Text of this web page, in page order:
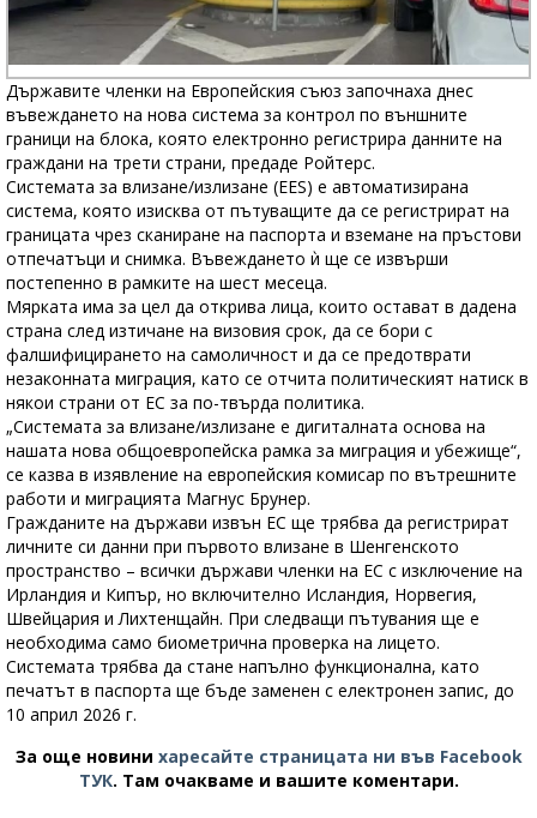
Държавите членки на Европейския съюз започнаха днес
въвеждането на нова система за контрол по външните
граници на блока, която електронно регистрира данните на
граждани на трети страни, предаде Ройтерс.
Системата за влизане/излизане (EES) е автоматизирана
система, която изисква от пътуващите да се регистрират на
границата чрез сканиране на паспорта и вземане на пръстови
отпечатъци и снимка. Въвеждането ѝ ще се извърши
постепенно в рамките на шест месеца.
Мярката има за цел да открива лица, които остават в дадена
страна след изтичане на визовия срок, да се бори с
фалшифицирането на самоличност и да се предотврати
незаконната миграция, като се отчита политическият натиск в
някои страни от ЕС за по-твърда политика.
„Системата за влизане/излизане е дигиталната основа на
нашата нова общоевропейска рамка за миграция и убежище“,
се казва в изявление на европейския комисар по вътрешните
работи и миграцията Магнус Брунер.
Гражданите на държави извън ЕС ще трябва да регистрират
личните си данни при първото влизане в Шенгенското
пространство – всички държави членки на ЕС с изключение на
Ирландия и Кипър, но включително Исландия, Норвегия,
Швейцария и Лихтенщайн. При следващи пътувания ще е
необходима само биометрична проверка на лицето.
Системата трябва да стане напълно функционална, като
печатът в паспорта ще бъде заменен с електронен запис, до
10 април 2026 г.
За още новини харесайте страницата ни във Facebook
ТУК. Там очакваме и вашите коментари.